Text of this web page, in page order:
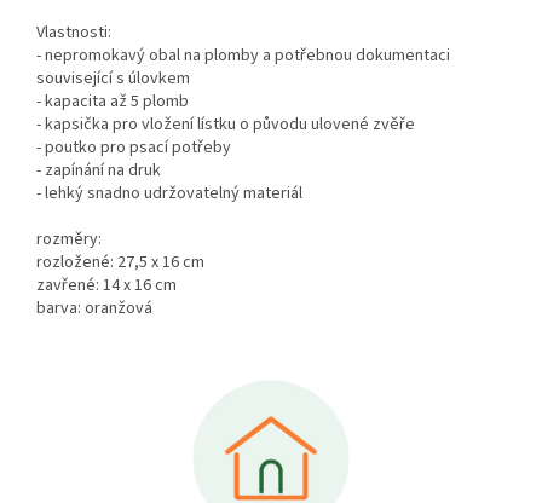
Vlastnosti:
- nepromokavý obal na plomby a potřebnou dokumentaci
související s úlovkem
- kapacita až 5 plomb
- kapsička pro vložení lístku o původu ulovené zvěře
- poutko pro psací potřeby
- zapínání na druk
- lehký snadno udržovatelný materiál
rozměry:
rozložené: 27,5 x 16 cm
zavřené: 14 x 16 cm
barva: oranžová